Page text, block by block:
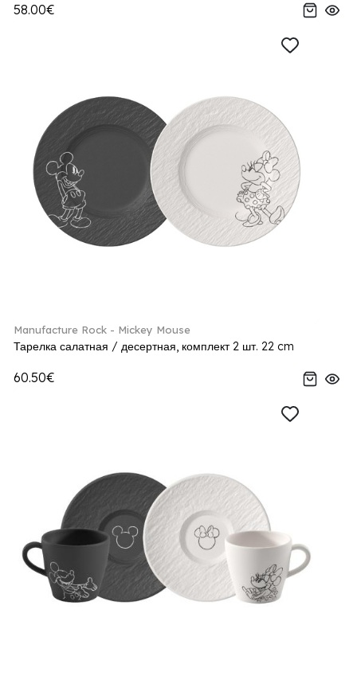
58.00€
Manufacture Rock - Mickey Mouse
Тарелка салатная / десертная, комплект 2 шт. 22 cm
60.50€